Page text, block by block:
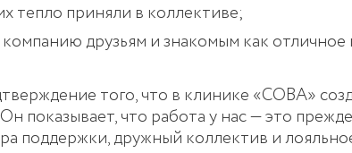
тепло приняли в коллективе;
друзьям и знакомым как отличное
того, что в клинике «СОВА»
показывает, что работа у нас — это
поддержки, дружный коллектив и